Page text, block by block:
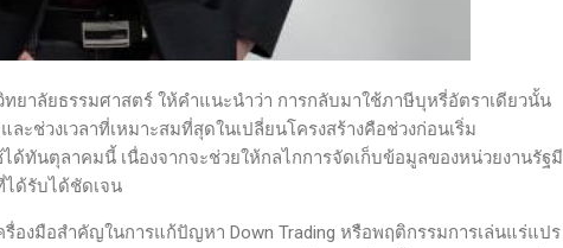
ยาลัยธรรมศาสตร์ ให้คำแนะนำว่า การกลับมาใช้ภาษีบุหรี่อัตราเดียวนั้น
ช่วงเวลาที่เหมาะสมที่สุดในเปลี่ยนโครงสร้างคือช่วงก่อนเริ่ม
ด้ทันตุลาคมนี้ เนื่องจากจะช่วยให้กลไกการจัดเก็บข้อมูลของหน่วยงานรัฐมี
ด้รับได้ชัดเจน
มือสำคัญในการแก้ปัญหา Down Trading หรือพฤติกรรมการเล่นแร่แปร